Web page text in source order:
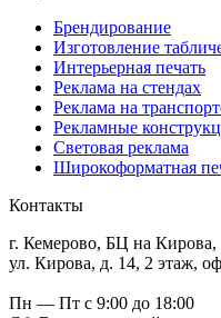
Брендирование
Изготовление
Интерьерная печать
Реклама на стендах
Реклама на
Рекламные
Световая реклама
Широкоформатная
Контакты
г. Кемерово, БЦ на Кирова,
ул. Кирова, д. 14, 2 этаж,
Пн — Пт с 9:00 до 18:00